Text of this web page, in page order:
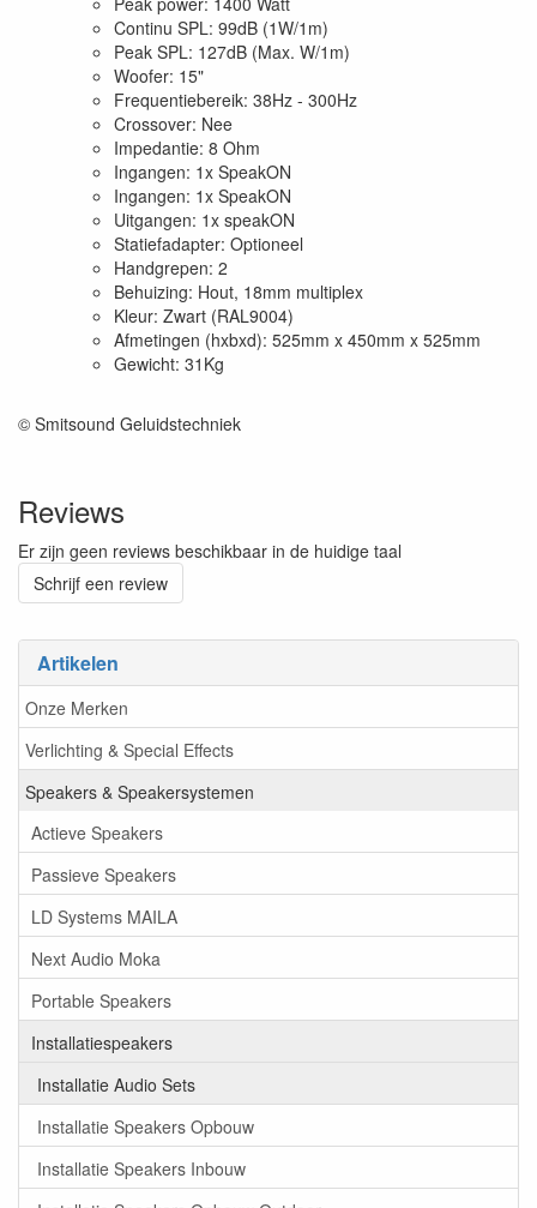
Artikelen
Onze Merken
Verlichting & Special Effects
Speakers & Speakersystemen
Actieve Speakers
Passieve Speakers
LD Systems MAILA
Next Audio Moka
Portable Speakers
Installatiespeakers
Installatie Audio Sets
Installatie Speakers Opbouw
Installatie Speakers Inbouw
Continu SPL: 99dB (1W/1m)
Peak SPL: 127dB (Max. W/1m)
Woofer: 15"
Frequentiebereik: 38Hz - 300Hz
Crossover: Nee
Impedantie: 8 Ohm
Ingangen: 1x SpeakON
Ingangen: 1x SpeakON
Uitgangen: 1x speakON
Statiefadapter: Optioneel
Handgrepen: 2
Behuizing: Hout, 18mm multiplex
Kleur: Zwart (RAL9004)
Afmetingen (hxbxd): 525mm x 450mm x 525mm
Gewicht: 31Kg
© Smitsound Geluidstechniek
Reviews
Er zijn geen reviews beschikbaar in de huidige taal
Schrijf een review